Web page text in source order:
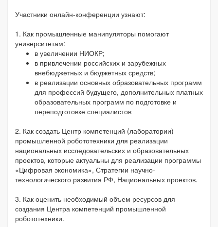
Участники онлайн-конференции узнают:
1. Как промышленные манипуляторы помогают
университетам:
в увеличении НИОКР;
в привлечении российских и зарубежных
внебюджетных и бюджетных средств;
в реализации основных образовательных программ
для профессий будущего, дополнительных платных
образовательных программ по подготовке и
переподготовке специалистов
2. Как создать Центр компетенций (лаборатории)
промышленной робототехники для реализации
национальных исследовательских и образовательных
проектов, которые актуальны для реализации программы
«Цифровая экономика», Стратегии научно-
технологического развития РФ, Национальных проектов.
3. Как оценить необходимый объем ресурсов для
создания Центра компетенций промышленной
робототехники.